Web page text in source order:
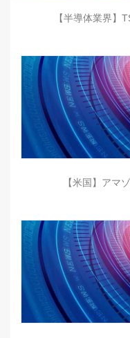
【半導体業界】
【米国】アマ